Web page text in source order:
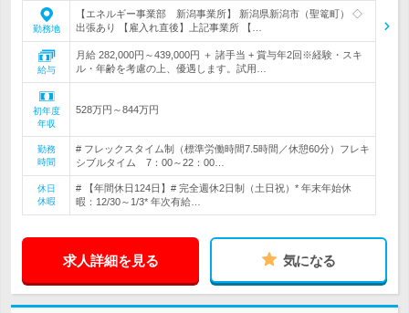
勤務地
【エネルギー事業部 新潟事業所】 新潟県新潟市（聖篭町） ◇
出張あり 【雇入れ直後】上記事業所 【…
給与
月給 282,000円～439,000円 ＋ 諸手当 + 賞与年2回※経験・スキ
ル・年齢を考慮の上、優遇します。試用…
初年度
年収
528万円～844万円
勤務
時間
# フレックスタイム制（標準労働時間7.5時間／休憩60分）フレキ
シブルタイム 7：00～22：00…
休日
休暇
# 【年間休日124日】# 完全週休2日制（土日祝）* 年末年始休
暇：12/30～1/3* 年次有給…
求人詳細を見る 気になる